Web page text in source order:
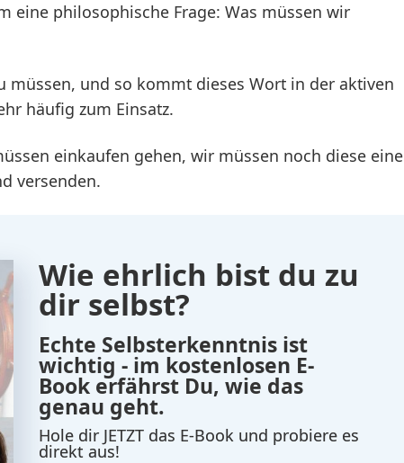
eine philosophische Frage: Was müssen wir
müssen, und so kommt dieses Wort in der aktiven
häufig zum Einsatz.
einkaufen gehen, wir müssen noch diese eine
versenden.
Wie ehrlich bist du zu
dir selbst?
Echte Selbsterkenntnis ist
wichtig - im kostenlosen E-
Book erfährst Du, wie das
genau geht.
Hole dir JETZT das E-Book und probiere es
direkt aus!